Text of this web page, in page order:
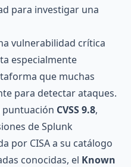
para investigar una
vulnerabilidad crítica
especialmente
que muchas
para detectar ataques.
puntuación CVSS 9.8,
de Splunk
por CISA a su catálogo
conocidas, el Known